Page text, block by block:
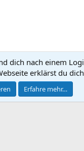
® © 2010-2026 XenForo
dich nach einem
erklärst du
Erfahre mehr…